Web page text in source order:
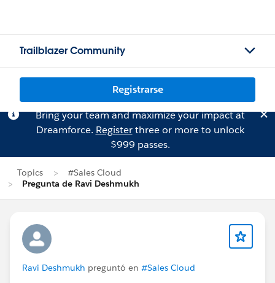
Trailblazer Community
Registrarse
Bring your team and maximize your impact at
Dreamforce. Registerthree or more to unlock
$999 passes.
Topics
#Sales Cloud
Pregunta de Ravi Deshmukh
Ravi Deshmukh preguntó en #Sales Cloud